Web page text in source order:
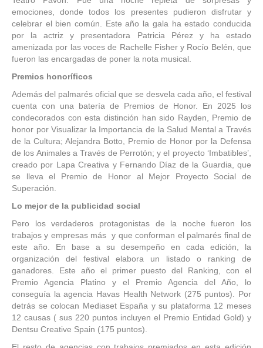
emociones, donde todos los presentes pudieron disfrutar y
celebrar el bien común. Este año la gala ha estado conducida
por la actriz y presentadora Patricia Pérez y ha estado
amenizada por las voces de Rachelle Fisher y Rocío Belén, que
fueron las encargadas de poner la nota musical.
Premios honoríficos
Además del palmarés oficial que se desvela cada año, el festival
cuenta con una batería de Premios de Honor. En 2025 los
condecorados con esta distinción han sido Rayden, Premio de
honor por Visualizar la Importancia de la Salud Mental a Través
de la Cultura; Alejandra Botto, Premio de Honor por la Defensa
de los Animales a Través de Perrotón; y el proyecto ‘Imbatibles’,
creado por Lapa Creativa y Fernando Díaz de la Guardia, que
se lleva el Premio de Honor al Mejor Proyecto Social de
Superación.
Lo mejor de la publicidad social
Pero los verdaderos protagonistas de la noche fueron los
trabajos y empresas más y que conforman el palmarés final de
este año. En base a su desempeño en cada edición, la
organización del festival elabora un listado o ranking de
ganadores. Este año el primer puesto del Ranking, con el
Premio Agencia Platino y el Premio Agencia del Año, lo
conseguía la agencia Havas Health Network (275 puntos). Por
detrás se colocan Mediaset España y su plataforma 12 meses
12 causas ( sus 220 puntos incluyen el Premio Entidad Gold) y
Dentsu Creative Spain (175 puntos).